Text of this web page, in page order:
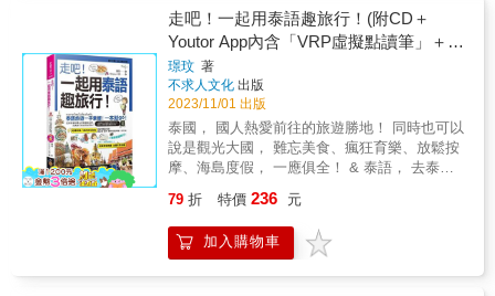
的能力，無論是生活、洽商、旅遊都OK喔！
協大躍進。 東協10國將成亞洲新經濟發展中
心！ 泰國是東協10國的創始會員國， 國人到泰
國，經商、投資、觀光、自助旅行、背包客的
人， 越來越多， 一到泰國到處都會碰到台灣
人。 ◆會中文就能開口說泰語 國內也有不少泰
國監護工、家事服務、泰國女孩嫁到台灣來，
成為台灣新住民。 泰國豐富的觀光資源、物美
價廉的消費，更是台灣觀光客度假的最愛。 隨
著兩地經貿往來的密切， 也有不少到泰國洽
公、商務的人士。 台商能懂些泰語，也不怕中
利。 【內容重點】 ◆從字母發音開始介紹，有
系統地將單字分門別類 先學單字是初學泰語的
基本要求， 單字懂越多，聽說讀寫能力才能突
走吧！一起用泰語趣旅行！(附CD＋
Youtor App內含「VRP虛擬點讀筆」＋防
水書套)
璟玟 著
不求人文化 出版
2023/11/01 出版
泰國， 國人熱愛前往的旅遊勝地！ 同時也可以
說是觀光大國， 難忘美食、瘋狂育樂、放鬆按
摩、海島度假， 一應俱全！ & 泰語， 去泰國
學習和當地人交流外，也深度探索泰國之美。
& 專屬的完美旅遊都能一本獲得， 輕鬆上路、
零負擔出國趣泰國玩！ & 如果已經下定決心，
79 折 特價 236 元
加入購物車